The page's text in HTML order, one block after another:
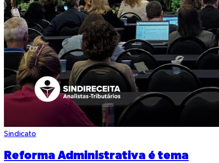
Sindicato
Reforma Administrativa é tema